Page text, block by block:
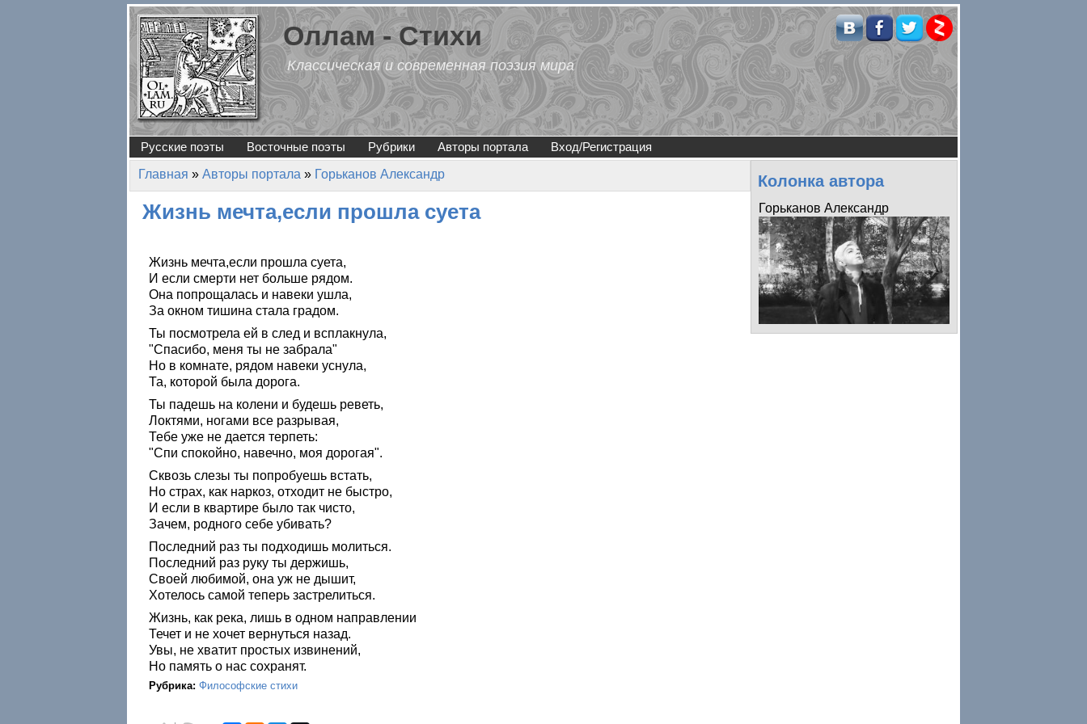
Перейти к основному содержанию
Оллам - Стихи
Классическая и современная поэзия мира
Русские поэты Восточные поэты Рубрики Авторы портала Вход/Регистрация
Вы здесь
Главная » Авторы портала » Горьканов Александр
Жизнь мечта,если прошла суета
Жизнь мечта,если прошла суета,
И если смерти нет больше рядом.
Она попрощалась и навеки ушла,
За окном тишина стала градом.
Ты посмотрела ей в след и всплакнула,
"Спасибо, меня ты не забрала"
Но в комнате, рядом навеки уснула,
Та, которой была дорога.
Ты падешь на колени и будешь реветь,
Локтями, ногами все разрывая,
Тебе уже не дается терпеть:
"Спи спокойно, навечно, моя дорогая".
Сквозь слезы ты попробуешь встать,
Но страх, как наркоз, отходит не быстро,
И если в квартире было так чисто,
Зачем, родного себе убивать?
Последний раз ты подходишь молиться.
Последний раз руку ты держишь,
Своей любимой, она уж не дышит,
Хотелось самой теперь застрелиться.
Жизнь, как река, лишь в одном направлении
Течет и не хочет вернуться назад.
Увы, не хватит простых извинений,
Но память о нас сохранят.
Рубрика: Философские стихи
Колонка автора
Горьканов Александр